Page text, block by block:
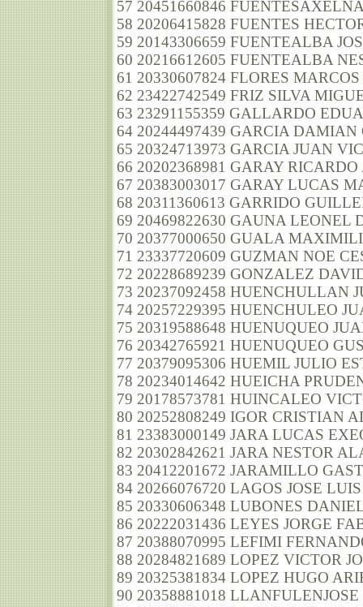
57 20451660846
58 20206415828 FUENTES
59 20143306659 FUENTEALBA
60 20216612605 FUENTEALBA
61 20330607824 FLORES
62 23422742549 FRIZ SILVA
63 23291155359 GALLARDO
64 20244497439 GARCIA DAMIAN
65 20324713973 GARCIA JUAN
66 20202368981 GARAY
67 20383003017 GARAY LUCAS
68 20311360613 GARRIDO
69 20469822630 GAUNA LEONEL
70 20377000650 GUALA
71 23337720609 GUZMAN NOE
72 20228689239 GONZALEZ
73 20237092458 HUENCHULLAN
74 20257229395 HUENCHULEO
75 20319588648 HUENUQUEO
76 20342765921 HUENUQUEO
77 20379095306 HUEMIL JULIO
78 20234014642 HUEICHA
79 20178573781 HUINCALEO
80 20252808249 IGOR CRISTIAN
81 23383000149 JARA LUCAS
82 20302842621 JARA NESTOR
83 20412201672 JARAMILLO
84 20266076720 LAGOS JOSE LUIS
85 20330606348 LUBONES
86 20222031436 LEYES JORGE
87 20388070995 LEFIMI
88 20284821689 LOPEZ VICTOR
89 20325381834 LOPEZ HUGO
90 20358881018